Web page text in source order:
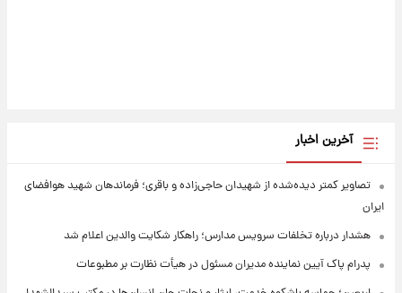
آخرین اخبار
تصاویر کمتر دیده‌شده از شهیدان حاجی‌زاده و باقری؛ فرماندهان شهید هوافضای
ایران
هشدار درباره تخلفات سرویس مدارس؛ راهکار شکایت والدین اعلام شد
پدرام پاک آیین نماینده مدیران مسئول در هیأت نظارت بر مطبوعات